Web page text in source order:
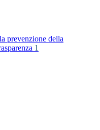
prevenzione della
1